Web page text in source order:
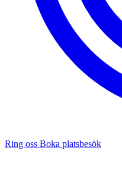
Ring oss Boka platsbesök